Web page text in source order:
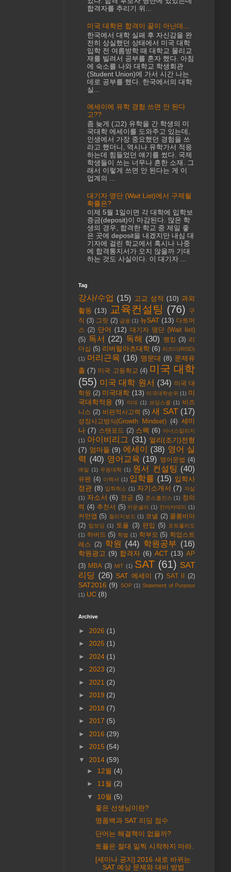
합격자를 추리기 위...
미국 대학은 합격이 끝이 아닌데...
한국에서 대학 실패 후 자신감을 완
전히 상실했던 상태에서 미국 대학
입학 전 여름방학 때 대학교 물리교
재를 빌려서 공부를 혼자 했다. 아침
에 숙소를 나와 대학교 학생회관
(Student Union)에 가서 시간 나는
데로 공부를 했다. 한국에서의 대학
실...
에세이에 유학 경험 쓰면 안 된다
고??
좀 늦게 (고2) 유학을 간 학생의 미
국대학 에세이를 도와주고 있는데,
인생에서 가장 중요했던 경험을 쓰
라고 했더니, 역시나 유학가서 적응
하는데 힘들었던 얘기를 썼다. 국제
학생들이 쓰는 너무나 흔한 소재. 그
래서 이렇게 쓰면 안 된다는 게 이
업계의 ...
대기자 명단 (Wait List)에서 구제될
확률은?
이제 5월 1일이면 각 대학에 입학보
증금(deposit)이 마감된다. 많은 학
생의 경우, 합격한 학교 중 제일 좋
은 곳에 deposit을 내겠지만 내심 대
기자에 걸린 학교에서 혹시나 나중
에 합격통지서가 오지 않을까 기대
하는 것도 사실이다. 이 대기자 ...
Tag
강사/수업 (15) 고교 성적 (10) 과외
활동 (13) 교육컨설팅 (76)
구
직 (3) 그릿 (2) 금융 (1) 뉴SAT (13) 다트머
스 (2) 단어 (12) 대기자 명단 (Wait list)
(5) 독서 (22) 독해 (30) 랭킹 (3) 리
더십 (5) 리버럴아츠대학 (6) 리즈디(RISD)
(1) 머리근육 (16) 명문대 (8) 문제유
출 (7) 미국 고등학교 (4) 미국 대학
(55) 미국 대학 원서 (34) 미국 대
학원 (2) 미국대학 (13) 미국대학순위 (1) 미
국대학적응 (9) 미대 (1) 보딩스쿨 (1) 비즈
니스 (2) 비판적사고력 (5) 새 SAT (17)
성장사고방식(Growth Mindset) (4) 세미
나 (7) 스탠포드 (2) 스펙 (6) 아너스칼리지
(1) 아이비리그 (31) 얼리(조기)전형
(7) 엄마들 (9) 에세이 (38) 영어 실
력 (40) 영어교육 (19) 영어문법 (4)
예일 (1) 우등대학 (1) 원서 컨설팅 (40)
유펜 (4) 이력서 (1) 입학률 (15) 입학사
정관 (8) 입학취소 (1) 자기소개서 (7) 자살
(1) 자소서 (6) 전공 (5) 존스홉킨스 (1) 창의
력 (4) 추천서 (5) 카운셀러 (1) 칸아카데미 (1)
커먼앱 (5) 컬리지보드 (1) 코넬 (2) 콜롬비아
(2) 탑보딩 (1) 토플 (3) 편입 (5) 포트폴리오
(1) 하버드 (5) 학벌 (1) 학부모 (5) 학업스트
레스
(2) 학원 (44) 학원공부 (16)
학원광고 (9) 합격자 (6) ACT (13) AP
(3) MBA (3) MIT (1) SAT (61) SAT
리딩 (26) SAT 에세이 (7) SAT II (2)
SAT2016 (9) SOP (1) Statement of Purpose
(1) UC (8)
Archive
► 2026 (1)
► 2025 (1)
► 2024 (1)
► 2023 (2)
► 2021 (2)
► 2019 (2)
► 2018 (7)
► 2017 (5)
► 2016 (29)
► 2015 (54)
▼ 2014 (59)
► 12월 (4)
► 11월 (2)
▼ 10월 (5)
좋은 선생님이란?
명품백과 SAT 리딩 점수
단어는 해결책이 없을까?
토플은 절대 일찍 시작하지 마라.
[세미나 공지] 2016 새로 바뀌는
SAT 예상 문제와 대비 방법